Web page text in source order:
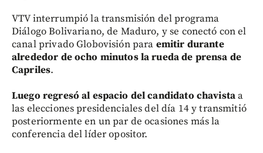
VTV interrumpió la transmisión del programa
Diálogo Bolivariano, de Maduro, y se conectó con el
canal privado Globovisión para emitir durante
alrededor de ocho minutos la rueda de prensa de
Capriles.
Luego regresó al espacio del candidato chavistaa
las elecciones presidenciales del día 14 y transmitió
posteriormente en un par de ocasiones más la
conferencia del líder opositor.